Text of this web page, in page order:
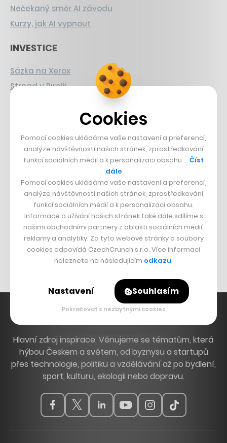
Nečekaný směr AI závodu
Kurzy, jak AI vypnout
INVESTICE
Sázka na Xerox
Strnad v Pirelli
PŘÍBĚHY Z GASTRA
Boční projekt, co se zvrtnul
Francouzský šéfkuchař na Šumavě
Dva golfisti, co pečou
DESIGN
Bomma není tichá
Originální hodinky
Nábytek z betonu
Hlavní zdroj inspirace. Věnujeme se tématům, která
hýbou Českem a světem, od byznysu a startupů
přes technologie, politiku a vzdělávání až po bydlení,
sport, kulturu, ekologii nebo dopravu.
Cookies
Pomocí cookies ukládáme vaše nastavení a preferencí,
analýze návštěvnosti našich stránek, zprostředkování
funkcí sociálních médií a k personalizaci obsahu … Číst
dále
Pomocí cookies ukládáme vaše nastavení a preferencí,
analýze návštěvnosti našich stránek, zprostředkování
funkcí sociálních médií a k personalizaci obsahu.
Informace o užívání našich stránek také dále sdílíme s
našimi obchodními partnery z oblasti sociálních médií,
reklamy a analytiky. Za tyto webové stránky a soubory
cookies odpovídá CzechCrunch s.r.o. Více informací
naleznete na následujícím odkazu.
Nastavení Souhlasím
Pokračovat s nezbytnými cookies